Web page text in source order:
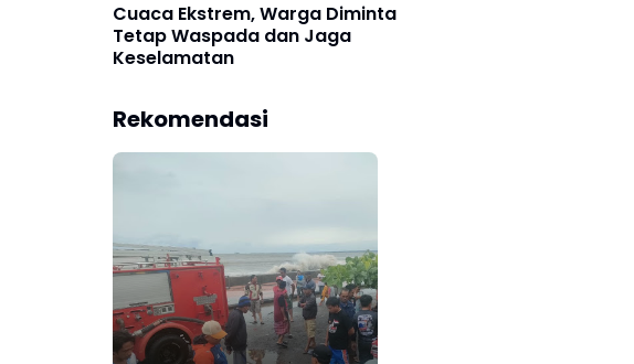
Cuaca Ekstrem, Warga Diminta
Tetap Waspada dan Jaga
Keselamatan
Rekomendasi